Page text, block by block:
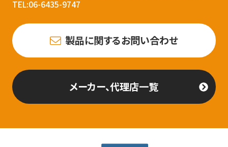
TEL:06-6435-9747
製品に関するお問い合わせ
メーカー、代理店一覧